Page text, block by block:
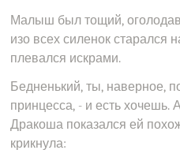
Малыш был тощий,
изо всех силенок старался
плевался искрами.
Бедненький, ты, наверное,
принцесса, - и есть хочешь.
Дракоша показался ей
крикнула: